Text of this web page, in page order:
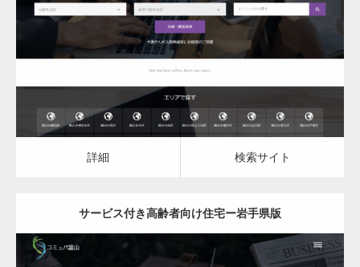
サービス付き高齢者向け住宅
詳細 検索サイト
詳細 検索サイト
サービス付き高齢者向け住宅ー岩手県版